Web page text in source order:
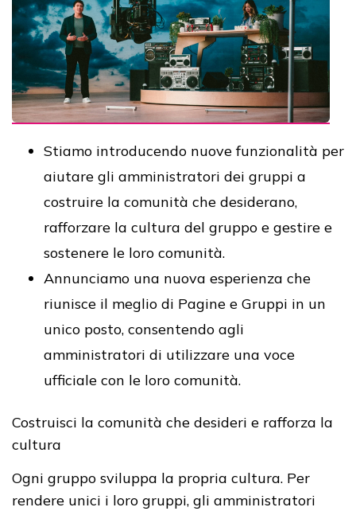
Stiamo introducendo nuove funzionalità per
aiutare gli amministratori dei gruppi a
costruire la comunità che desiderano,
rafforzare la cultura del gruppo e gestire e
sostenere le loro comunità.
Annunciamo una nuova esperienza che
riunisce il meglio di Pagine e Gruppi in un
unico posto, consentendo agli
amministratori di utilizzare una voce
ufficiale con le loro comunità.
Costruisci la comunità che desideri e rafforza la
cultura
Ogni gruppo sviluppa la propria cultura. Per
rendere unici i loro gruppi, gli amministratori